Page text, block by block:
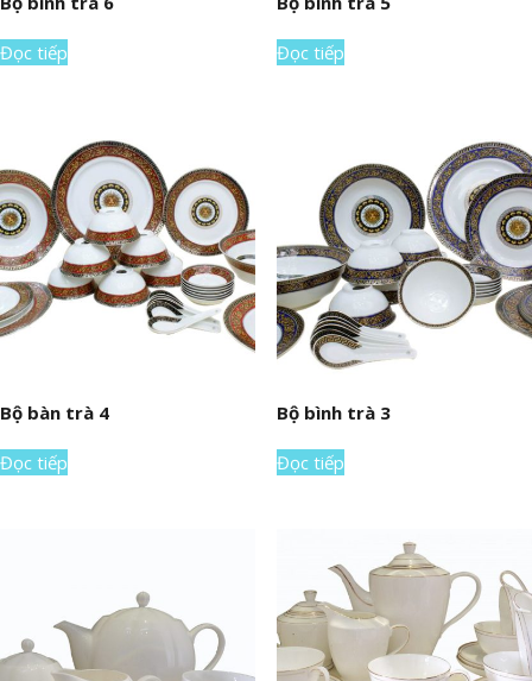
Đọc tiếp Đọc tiếp
Bộ bàn trà 4
Đọc tiếp
Bộ bình trà 3
Đọc tiếp